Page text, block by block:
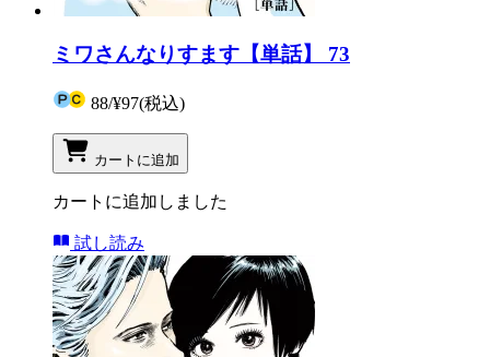
ミワさんなりすます【単話】 73
88/¥97(税込)
カートに追加
カートに追加しました
試し読み